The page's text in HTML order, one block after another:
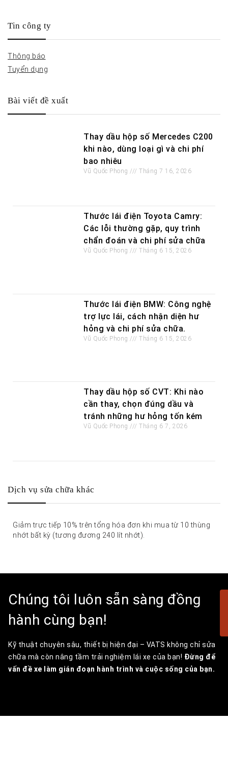
Tin công ty
Thông báo
Tuyển dụng
Bài viết đề xuất
Thay dầu hộp số Mercedes C200
khi nào, dùng loại gì và chi phí
bao nhiêu
Vũ Quốc Phong Tháng 7 16, 2026
Thước lái điện Toyota Camry:
Các lỗi thường gặp, quy trình
chẩn đoán và chi phí sửa chữa
Vũ Quốc Phong Tháng 6 15, 2026
Thước lái điện BMW: Công nghệ
trợ lực lái, cách nhận diện hư
hỏng và chi phí sửa chữa.
Vũ Quốc Phong Tháng 6 15, 2026
Thay dầu hộp số CVT: Khi nào
cần thay, chọn đúng dầu và
tránh những hư hỏng tốn kém
Vũ Quốc Phong Tháng 6 7, 2026
Dịch vụ sửa chữa khác
Giảm trực tiếp 10% trên tổng hóa đơn khi mua từ 10 thùng
nhớt bất kỳ (tương đương 240 lít nhớt).
Chúng tôi luôn sẵn sàng đồng
hành cùng bạn!
Kỹ thuật chuyên sâu, thiết bị hiện đại – VATS không chỉ sửa
chữa mà còn nâng tầm trải nghiệm lái xe của bạn! Đừng để
vấn đề xe làm gián đoạn hành trình và cuộc sống của bạn.